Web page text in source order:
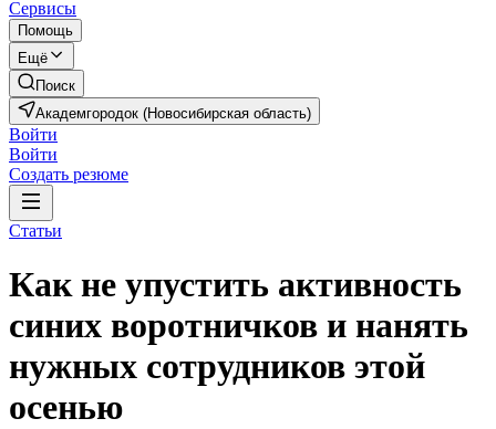
Сервисы
Помощь
Ещё
Поиск
Академгородок (Новосибирская область)
Войти
Войти
Создать резюме
Статьи
Как не упустить активность
синих воротничков и нанять
нужных сотрудников этой
осенью